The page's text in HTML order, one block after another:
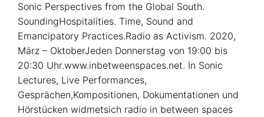
Sonic Perspectives from the Global South.
SoundingHospitalities. Time, Sound and
Emancipatory Practices.Radio as Activism. 2020,
März – OktoberJeden Donnerstag von 19:00 bis
20:30 Uhr.www.inbetweenspaces.net. In Sonic
Lectures, Live Performances,
Gesprächen,Kompositionen, Dokumentationen und
Hörstücken widmetsich radio in between spaces